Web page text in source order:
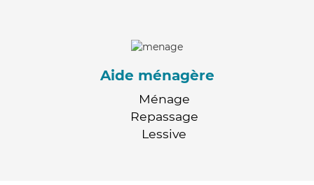
Aide ménagère
Ménage
Repassage
Lessive